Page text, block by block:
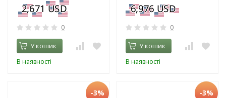
0
У кошик
В наявності
0
У кошик
В наявності
-3% -3%